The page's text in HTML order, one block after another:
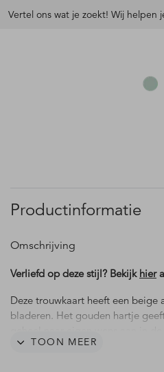
Vertel ons wat je zoekt! Wij helpen
Productinformatie
Omschrijving
Verliefd op deze stijl? Bekijk hier
Deze trouwkaart heeft een
bladeren. Het gouden hartje
bruiloft past. Vragen? Laat het ons
TOON MEER